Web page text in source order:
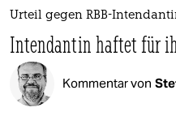
Urteil gegen RBB-
Intendantin haftet für
Kommentar von